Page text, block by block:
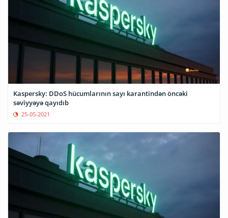
Kaspersky: DDoS hücumlarının sayı karantindən öncəki
səviyyəyə qayıdıb
25-05-2021